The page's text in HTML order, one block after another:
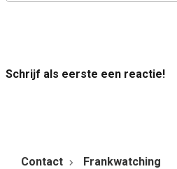
Schrijf als eerste een reactie!
Contact Frankwatching